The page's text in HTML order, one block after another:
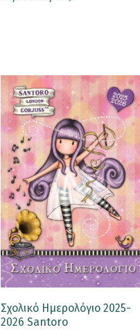
Σχολικό Ημερολόγιο 2025-
2026 Santoro